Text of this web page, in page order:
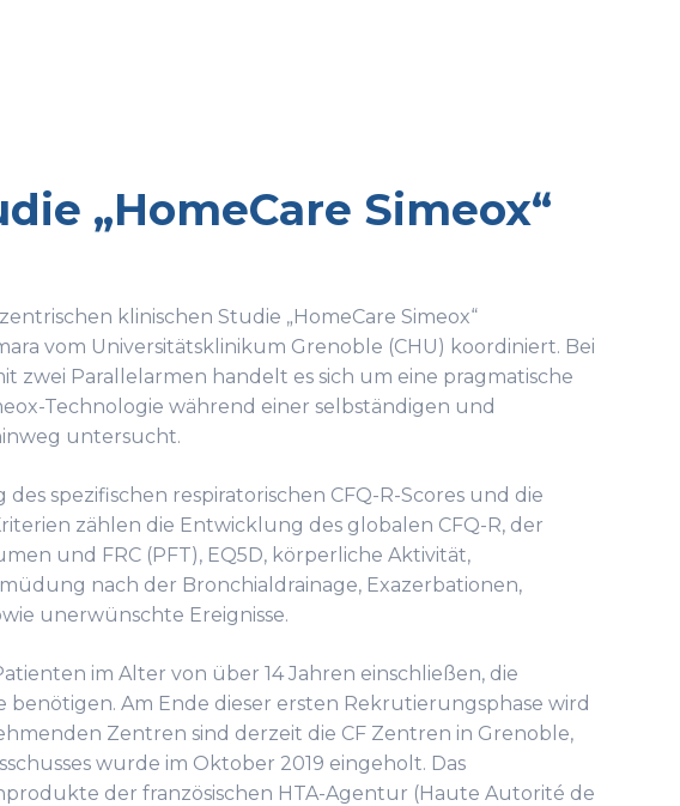
„HomeCare Simeox“
klinischen Studie „HomeCare Simeox“
vom Universitätsklinikum Grenoble (CHU) koordiniert. Bei
zwei Parallelarmen handelt es sich um eine pragmatische
Technologie während einer selbständigen und
untersucht.
spezifischen respiratorischen CFQ-R-Scores und die
zählen die Entwicklung des globalen CFQ-R, der
und FRC (PFT), EQ5D, körperliche Aktivität,
nach der Bronchialdrainage, Exazerbationen,
unerwünschte Ereignisse.
im Alter von über 14 Jahren einschließen, die
Am Ende dieser ersten Rekrutierungsphase wird
Zentren sind derzeit die CF Zentren in Grenoble,
wurde im Oktober 2019 eingeholt. Das
der französischen HTA-Agentur (Haute Autorité de